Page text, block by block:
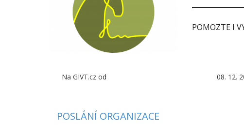
POMOZTE I
Na GIVT.cz od 08. 12.
POSLÁNÍ ORGANIZACE